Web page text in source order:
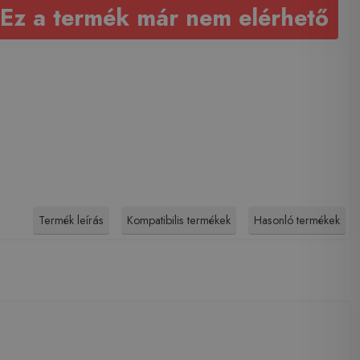
Ez a termék már nem elérhető
Termék leírás Kompatibilis termékek Hasonló termékek